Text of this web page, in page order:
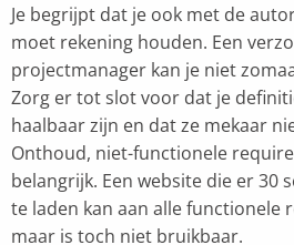
Je begrijpt dat je ook met de
moet rekening houden. Een
projectmanager kan je niet
Zorg er tot slot voor dat je
haalbaar zijn en dat ze mekaar
Onthoud, niet-functionele
belangrijk. Een website die er 30
te laden kan aan alle functionele
maar is toch niet bruikbaar.